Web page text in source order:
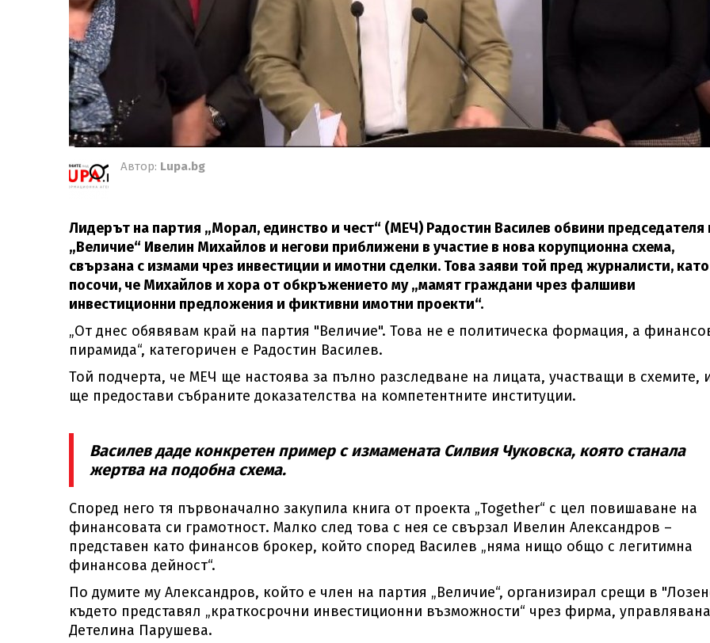
Автор: Lupa.bg
Лидерът на партия „Морал, единство и чест“ (МЕЧ) Радостин Василев обвини председателя
„Величие“ Ивелин Михайлов и негови приближени в участие в нова корупционна схема,
свързана с измами чрез инвестиции и имотни сделки. Това заяви той пред журналисти, като
посочи, че Михайлов и хора от обкръжението му „мамят граждани чрез фалшиви
инвестиционни предложения и фиктивни имотни проекти“.
„От днес обявявам край на партия "Величие". Това не е политическа формация, а
пирамида“, категоричен е Радостин Василев.
Той подчерта, че МЕЧ ще настоява за пълно разследване на лицата, участващи в схемите,
ще предостави събраните доказателства на компетентните институции.
Василев даде конкретен пример с измамената Силвия Чуковска, която станала
жертва на подобна схема.
Според него тя първоначално закупила книга от проекта „Together“ с цел повишаване на
финансовата си грамотност. Малко след това с нея се свързал Ивелин Александров –
представен като финансов брокер, който според Василев „няма нищо общо с легитимна
финансова дейност“.
По думите му Александров, който е член на партия „Величие“, организирал срещи в
където представял „краткосрочни инвестиционни възможности“ чрез фирма,
Детелина Парушева.